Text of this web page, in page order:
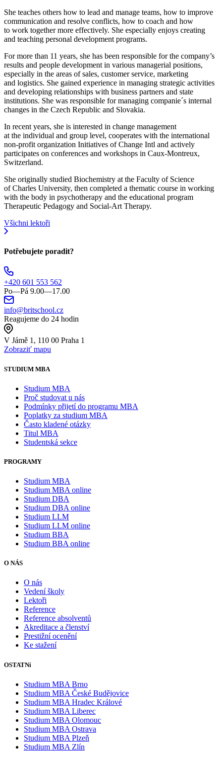
She teaches others how to lead and manage teams, how to improve
communication and resolve conflicts, how to coach and how
to work together more effectively. She especially enjoys creating
and teaching personal development programs.
For more than 11 years, she has been responsible for the company’s
results and people development in various managerial positions,
especially in the areas of sales, customer service, marketing
and logistics. She gained experience in managing strategic activities
and developing relationships with business partners and state
institutions. She was responsible for managing companie´s internal
changes in the Czech Republic and Slovakia.
In recent years, she is interested in change management
at the individual and group level, cooperates with the international
non-profit organization Initiatives of Change Intl and actively
participates on conferences and workshops in Caux-Montreux,
Switzerland.
She originally studied Biochemistry at the Faculty of Science
of Charles University, then completed a thematic course in working
with the body in psychotherapy and the educational program
Therapeutic Pedagogy and Social-Art Therapy.
Všichni lektoři
Potřebujete poradit?
+420 601 553 562
Po—Pá 9.00—17.00
info@britschool.cz
Reagujeme do 24 hodin
V Jámě 1, 110 00 Praha 1
Zobraziť mapu
STUDIUM MBA
Studium MBA
Proč studovat u nás
Podmínky přijetí do programu MBA
Poplatky za studium MBA
Často kladené otázky
Titul MBA
Studentská sekce
PROGRAMY
Studium MBA
Studium MBA online
Studium DBA
Studium DBA online
Studium LLM
Studium LLM online
Studium BBA
Studium BBA online
O NÁS
O nás
Vedení školy
Lektoři
Reference
Reference absolventů
Akreditace a členství
Prestižní ocenění
Ke stažení
OSTATNí
Studium MBA Brno
Studium MBA České Budějovice
Studium MBA Hradec Králové
Studium MBA Liberec
Studium MBA Olomouc
Studium MBA Ostrava
Studium MBA Plzeň
Studium MBA Zlín